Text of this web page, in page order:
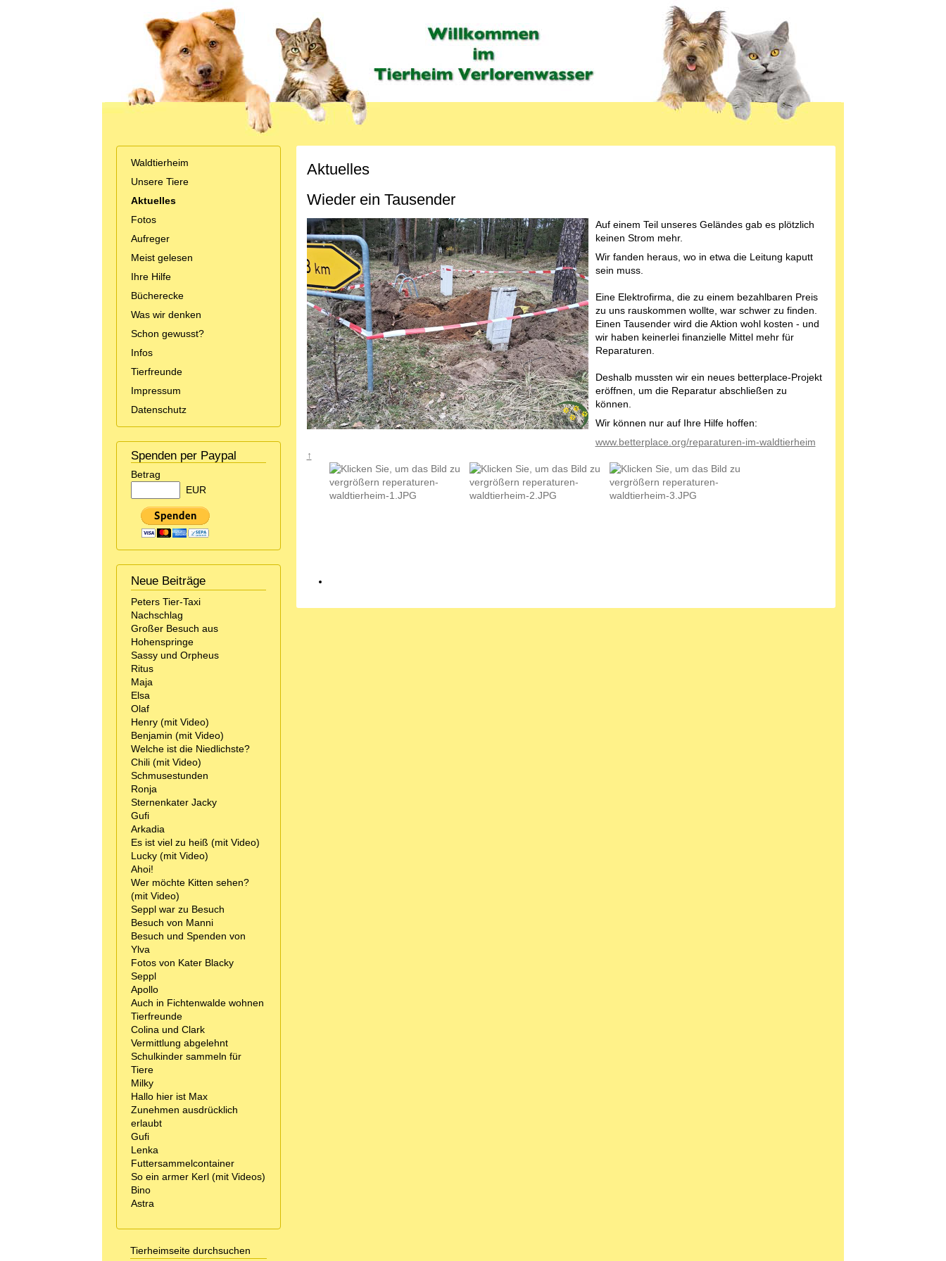
Waldtierheim
Unsere Tiere
Aktuelles
Fotos
Aufreger
Meist gelesen
Ihre Hilfe
Bücherecke
Was wir denken
Schon gewusst?
Infos
Tierfreunde
Impressum
Datenschutz
Spenden per Paypal
Betrag
EUR
Neue Beiträge
Peters Tier-Taxi
Nachschlag
Großer Besuch aus
Hohenspringe
Sassy und Orpheus
Ritus
Maja
Elsa
Olaf
Henry (mit Video)
Benjamin (mit Video)
Welche ist die Niedlichste?
Chili (mit Video)
Schmusestunden
Ronja
Sternenkater Jacky
Gufi
Arkadia
Es ist viel zu heiß (mit Video)
Lucky (mit Video)
Ahoi!
Wer möchte Kitten sehen?
(mit Video)
Seppl war zu Besuch
Besuch von Manni
Besuch und Spenden von
Ylva
Fotos von Kater Blacky
Seppl
Apollo
Auch in Fichtenwalde wohnen
Tierfreunde
Colina und Clark
Vermittlung abgelehnt
Schulkinder sammeln für
Tiere
Milky
Hallo hier ist Max
Zunehmen ausdrücklich
erlaubt
Gufi
Lenka
Futtersammelcontainer
So ein armer Kerl (mit Videos)
Bino
Astra
Tierheimseite durchsuchen
Aktuelles
Wieder ein Tausender
Auf einem Teil unseres Geländes gab es plötzlich
keinen Strom mehr.
Wir fanden heraus, wo in etwa die Leitung kaputt
sein muss.
Eine Elektrofirma, die zu einem bezahlbaren Preis
zu uns rauskommen wollte, war schwer zu finden.
Einen Tausender wird die Aktion wohl kosten - und
wir haben keinerlei finanzielle Mittel mehr für
Reparaturen.
Deshalb mussten wir ein neues betterplace-Projekt
eröffnen, um die Reparatur abschließen zu
können.
Wir können nur auf Ihre Hilfe hoffen:
www.betterplace.org/reparaturen-im-waldtierheim
↑